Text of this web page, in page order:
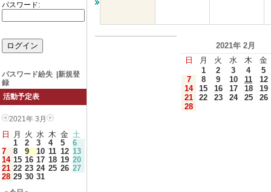
パスワード:
パスワード紛失
新規登
録
活動予定表
2021年 3月
日 月 火 水 木 金 土
1
2 3 4 5
6
7
8 9 10 11 12 13
14 15 16 17 18 19 20
21 22 23 24 25 26 27
28 29 30 31
2021年 2月
日
月 火 水 木
金
1
2 3 4
5
7
8 9 10 11
12
14
15 16 17 18
19
21
22 23 24 25
26
28